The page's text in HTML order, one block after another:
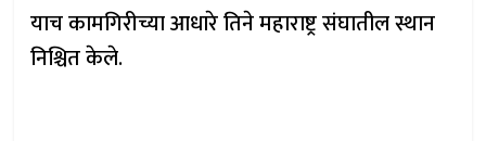
याच कामगिरीच्या आधारे तिने महाराष्ट्र संघातील स्थान
निश्चित केले.